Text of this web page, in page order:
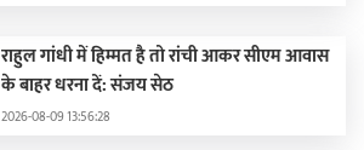
राहुल गांधी में हिम्मत है तो रांची आकर सीएम आवास
के बाहर धरना दें: संजय सेठ
2026-08-09 13:56:28